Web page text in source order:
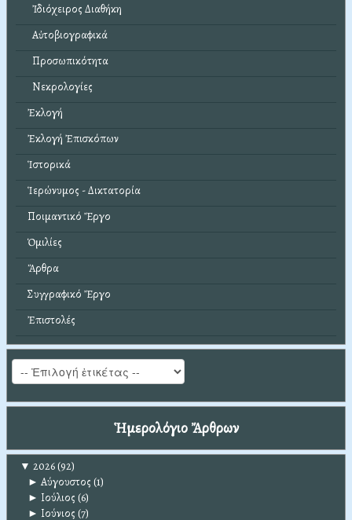
Ἰδιόχειρος Διαθήκη
Αὐτοβιογραφικά
Προσωπικότητα
Νεκρολογίες
Ἐκλογή
Ἐκλογή Ἐπισκόπων
Ἱστορικά
Ἱερώνυμος - Δικτατορία
Ποιμαντικό Ἔργο
Ὁμιλίες
Ἄρθρα
Συγγραφικό Ἔργο
Ἐπιστολές
Ἡμερολόγιο Ἄρθρων
▼ 2026(92)
► Αύγουστος (1)
► Ιούλιος (6)
► Ιούνιος (7)